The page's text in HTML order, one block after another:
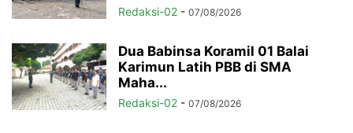
Redaksi-02 - 07/08/2026
Dua Babinsa Koramil 01 Balai
Karimun Latih PBB di SMA
Maha...
Redaksi-02 - 07/08/2026